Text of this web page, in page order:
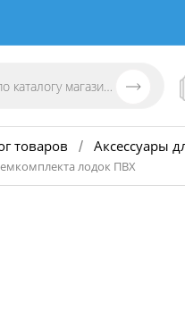
товаров / Аксессуары
лодок ПВХ